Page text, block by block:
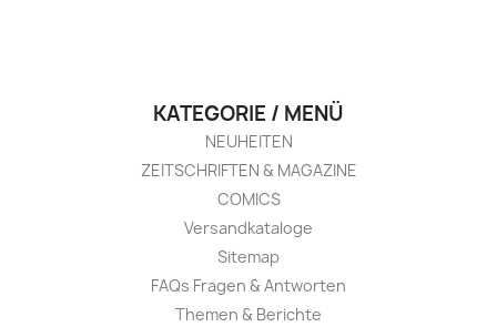
KATEGORIE / MENÜ
NEUHEITEN
ZEITSCHRIFTEN & MAGAZINE
COMICS
Versandkataloge
Sitemap
FAQs Fragen & Antworten
Themen & Berichte